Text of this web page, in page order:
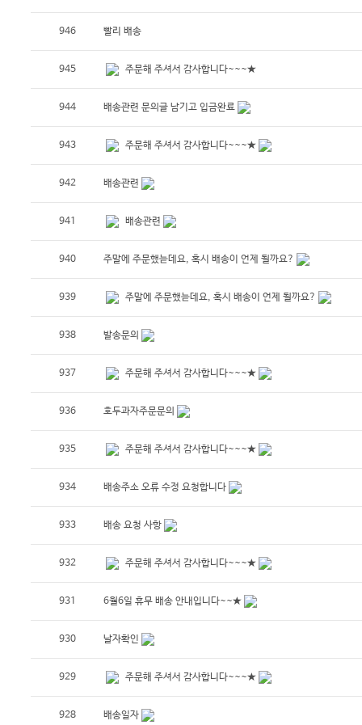
946 빨리 배송
945 주문해 주셔서 감사합니다~~~★
944 배송관련 문의글 남기고 입금완료
943 주문해 주셔서 감사합니다~~~★
942 배송관련
941 배송관련
940 주말에 주문했늗데요, 혹시 배송이 언제 될까요?
939 주말에 주문했늗데요, 혹시 배송이 언제 될까요?
938 발송문의
937 주문해 주셔서 감사합니다~~~★
936 호두과자주문문의
935 주문해 주셔서 감사합니다~~~★
934 배송주소 오류 수정 요청합니다
933 배송 요청 사항
932 주문해 주셔서 감사합니다~~~★
931 6월6일 휴무 배송 안내입니다~~★
930 날자확인
929 주문해 주셔서 감사합니다~~~★
928 배송일자